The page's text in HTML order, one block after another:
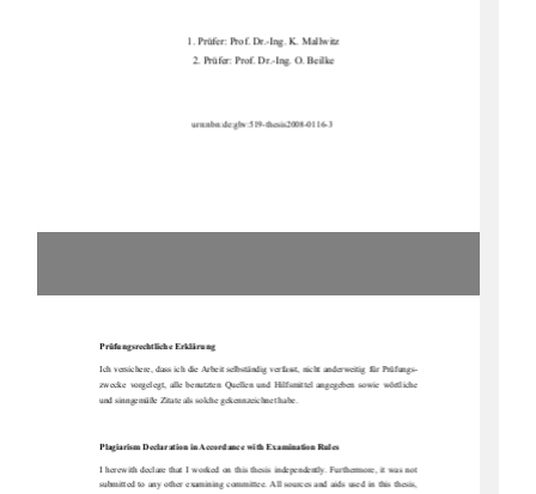
1. Prüfer: Prof. Dr.-Ing. K. Mallwitz
2. Prüfer: Prof. Dr.-Ing. O. Beilke
urn:nbn:de:gbv:519-thesis2008-0116-3
Prüfungsrechtliche Erklärung
Ich versichere, dass ich die Arbeit selbständig verfasst, nicht anderweitig für Prüfungs-
zwecke  vorgelegt,  alle  benutzten  Quellen und  Hilfsmittel  angegeben  sowie  wörtliche
und sinngemäße Zitate als solche gekennzeichnet habe.
Plagiarism Declaration in Accordance with Examination Rules
I  herewith  declare  that  I  worked  on  this  thesis  independently.  Furthermore,  it  was  not
submitted  to  any  other  examining  committee.  All  sources  and  aids  used  in  this  thesis,